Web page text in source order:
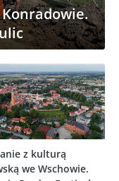
z kulturą
we Wschowie.